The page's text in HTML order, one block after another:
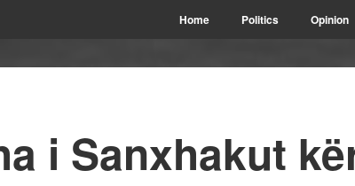
Home Politics Opinion
i Sanxhakut